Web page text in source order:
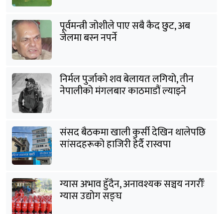
पूर्वमन्त्री जोशीले पाए सबै कैद छुट, अब
जेलमा बस्न नपर्ने
निर्मल पुर्जाको शव बेलायत लगियो, तीन
नेपालीको मंगलबार काठमाडौं ल्याइने
संसद बैठकमा खाली कुर्सी देखिन थालेपछि
सांसदहरूको हाजिरी हेर्दै रास्वपा
ग्यास अभाव हुँदैन, अनावश्यक सञ्चय नगरौँः
ग्यास उद्योग सङ्घ